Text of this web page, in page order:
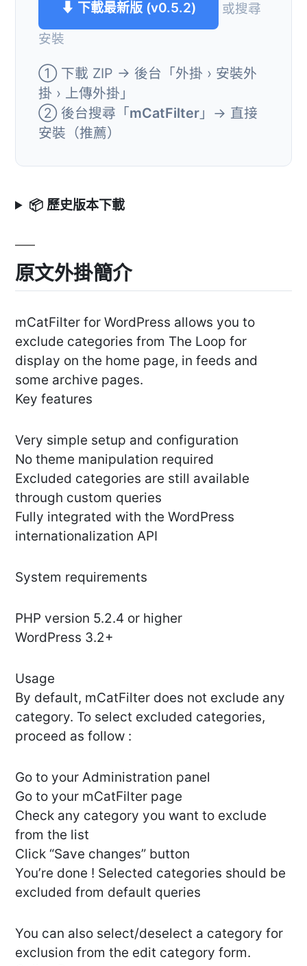
⬇ 下載最新版 (v0.5.2)
或搜尋
安裝
① 下載 ZIP → 後台「外掛 › 安裝外
掛 › 上傳外掛」
② 後台搜尋「mCatFilter 」→ 直接
安裝（推薦）
📦 歷史版本下載
原文外掛簡介
mCatFilter for WordPress allows you to
exclude categories from The Loop for
display on the home page, in feeds and
some archive pages.
Key features
Very simple setup and configuration
No theme manipulation required
Excluded categories are still available
through custom queries
Fully integrated with the WordPress
internationalization API
System requirements
PHP version 5.2.4 or higher
WordPress 3.2+
Usage
By default, mCatFilter does not exclude any
category. To select excluded categories,
proceed as follow :
Go to your Administration panel
Go to your mCatFilter page
Check any category you want to exclude
from the list
Click “Save changes” button
You’re done ! Selected categories should be
excluded from default queries
You can also select/deselect a category for
exclusion from the edit category form.